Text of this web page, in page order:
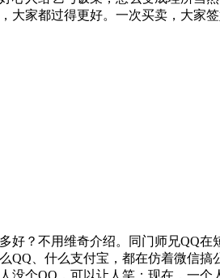
大家都过得更好。一次买卖，大家
好？不用维奇介绍。同门师兄QQ
QQ、什么支付宝，都在仿着微信